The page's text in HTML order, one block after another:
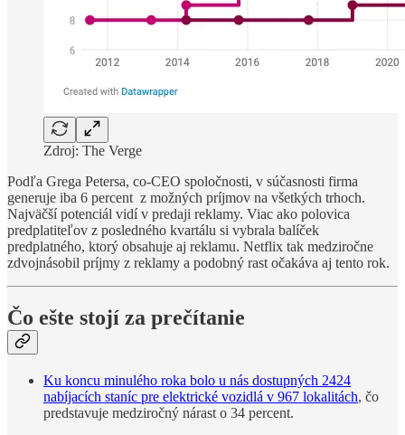
Zdroj: The Verge
Podľa Grega Petersa, co-CEO spoločnosti, v súčasnosti firma
generuje iba 6 percent z možných príjmov na všetkých trhoch.
Najväčší potenciál vidí v predaji reklamy. Viac ako polovica
predplatiteľov z posledného kvartálu si vybrala balíček
predplatného, ktorý obsahuje aj reklamu. Netflix tak medziročne
zdvojnásobil príjmy z reklamy a podobný rast očakáva aj tento rok.
Čo ešte stojí za prečítanie
Ku koncu minulého roka bolo u nás dostupných 2424
nabíjacích staníc pre elektrické vozidlá v 967 lokalitách, čo
predstavuje medziročný nárast o 34 percent.